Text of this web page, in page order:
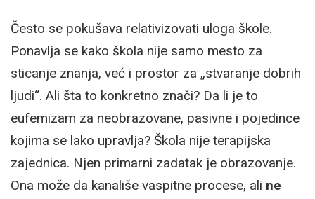
Često se pokušava relativizovati uloga škole.
Ponavlja se kako škola nije samo mesto za
sticanje znanja, već i prostor za „stvaranje dobrih
ljudi“. Ali šta to konkretno znači? Da li je to
eufemizam za neobrazovane, pasivne i pojedince
kojima se lako upravlja? Škola nije terapijska
zajednica. Njen primarni zadatak je obrazovanje.
Ona može da kanališe vaspitne procese, ali ne